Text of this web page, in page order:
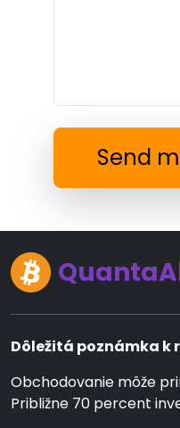
Send
Dôležitá poznámka k
Obchodovanie môže
Približne 70 percent